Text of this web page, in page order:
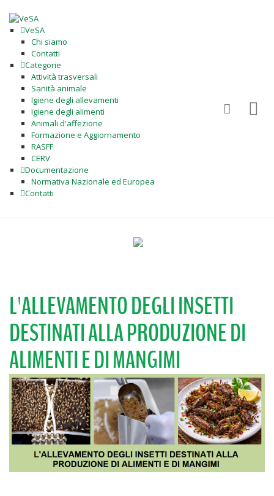
VeSA
Chi siamo
Contatti
Categorie
Attività trasversali
Sanità animale
Igiene degli allevamenti
Igiene degli alimenti
Animali d'affezione
Formazione e Aggiornamento
RASFF
CERV
Documentazione
Normativa Nazionale ed Europea
Contatti
L'ALLEVAMENTO DEGLI INSETTI
DESTINATI ALLA PRODUZIONE DI
ALIMENTI E DI MANGIMI